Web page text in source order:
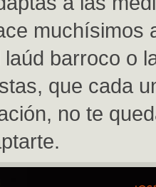
muchísimos
barroco o
que cada
no te